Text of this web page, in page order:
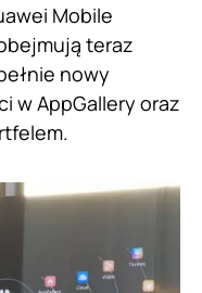
Mobile
teraz
nowy
w AppGallery oraz